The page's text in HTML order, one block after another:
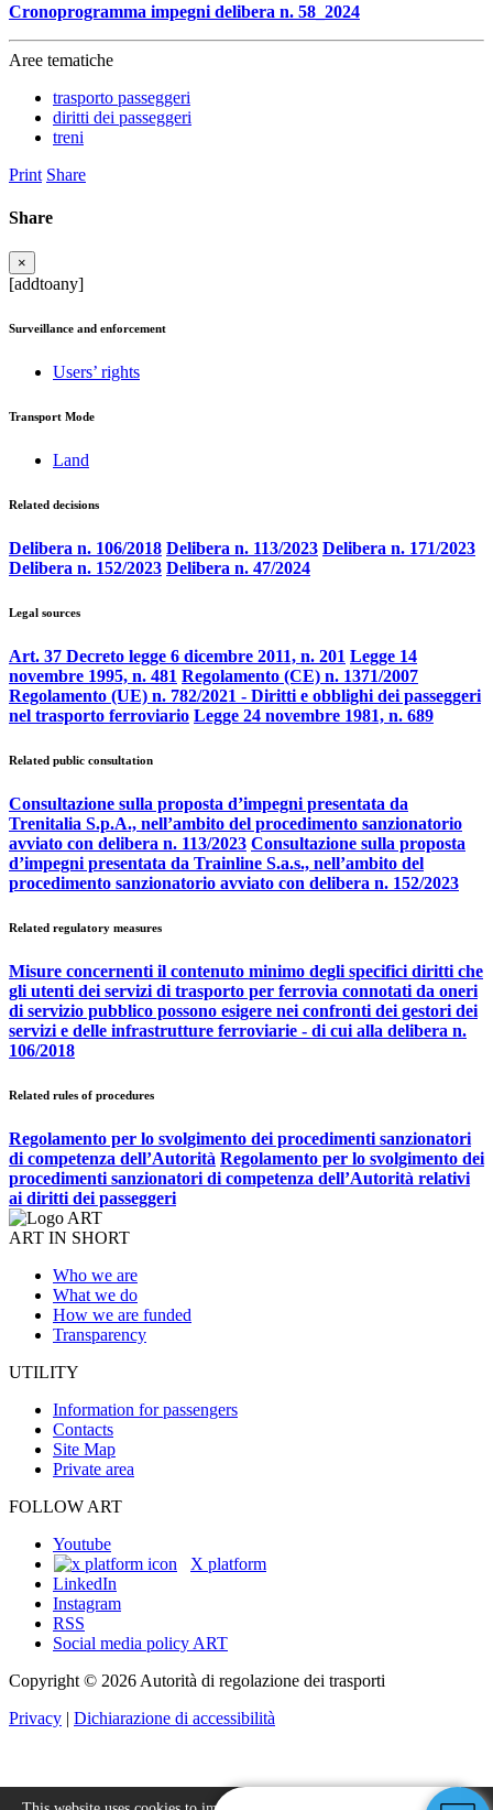
Cronoprogramma impegni delibera n. 58_2024
Aree tematiche
trasporto passeggeri
diritti dei passeggeri
treni
Print Share
Share
×
[addtoany]
Surveillance and enforcement
Users’ rights
Transport Mode
Land
Related decisions
Delibera n. 106/2018 Delibera n. 113/2023 Delibera n. 171/2023
Delibera n. 152/2023 Delibera n. 47/2024
Legal sources
Art. 37 Decreto legge 6 dicembre 2011, n. 201 Legge 14
novembre 1995, n. 481 Regolamento (CE) n. 1371/2007
Regolamento (UE) n. 782/2021 - Diritti e obblighi dei passeggeri
nel trasporto ferroviario Legge 24 novembre 1981, n. 689
Related public consultation
Consultazione sulla proposta d’impegni presentata da
Trenitalia S.p.A., nell’ambito del procedimento sanzionatorio
avviato con delibera n. 113/2023 Consultazione sulla proposta
d’impegni presentata da Trainline S.a.s., nell’ambito del
procedimento sanzionatorio avviato con delibera n. 152/2023
Related regulatory measures
Misure concernenti il contenuto minimo degli specifici diritti che
gli utenti dei servizi di trasporto per ferrovia connotati da oneri
di servizio pubblico possono esigere nei confronti dei gestori dei
servizi e delle infrastrutture ferroviarie - di cui alla delibera n.
106/2018
Related rules of procedures
Regolamento per lo svolgimento dei procedimenti sanzionatori
di competenza dell’Autorità Regolamento per lo svolgimento dei
procedimenti sanzionatori di competenza dell’Autorità relativi
ai diritti dei passeggeri
ART IN SHORT
Who we are
What we do
How we are funded
Transparency
UTILITY
Information for passengers
Contacts
Site Map
Private area
FOLLOW ART
Youtube
X platform
LinkedIn
Instagram
RSS
Social media policy ART
Copyright © 2026 Autorità di regolazione dei trasporti
Privacy | Dichiarazione di accessibilità